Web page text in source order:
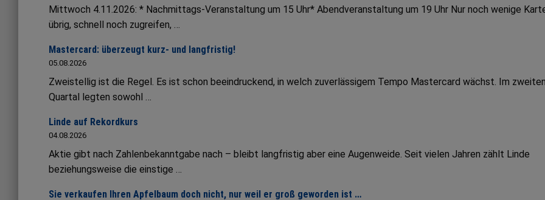
Mittwoch 4.11.2026: * Nachmittags-Veranstaltung um 15 Uhr* Abendveranstaltung um 19 Uhr Nur noch wenige
übrig, schnell noch zugreifen, …
Mastercard: überzeugt kurz- und langfristig!
05.08.2026
Zweistellig ist die Regel. Es ist schon beeindruckend, in welch zuverlässigem Tempo Mastercard wächst. Im zweiten
Quartal legten sowohl …
Linde auf Rekordkurs
04.08.2026
Aktie gibt nach Zahlenbekanntgabe nach – bleibt langfristig aber eine Augenweide. Seit vielen Jahren zählt Linde
beziehungsweise die einstige …
Sie verkaufen Ihren Apfelbaum doch nicht, nur weil er groß geworden ist …